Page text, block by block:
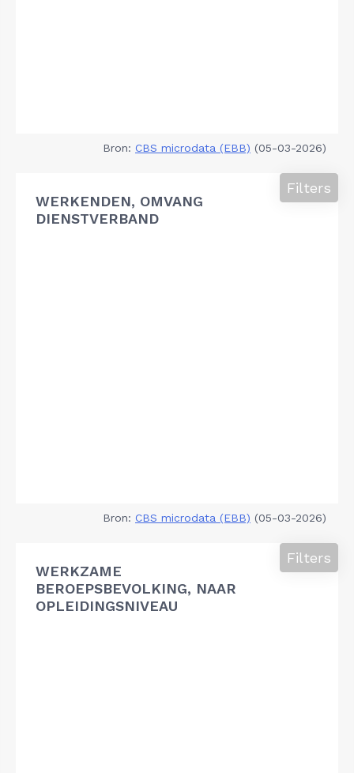
Bron: CBS microdata (EBB) (05-03-2026)
WERKENDEN, OMVANG
DIENSTVERBAND
Filters
Bron: CBS microdata (EBB) (05-03-2026)
WERKZAME
BEROEPSBEVOLKING, NAAR
OPLEIDINGSNIVEAU
Filters